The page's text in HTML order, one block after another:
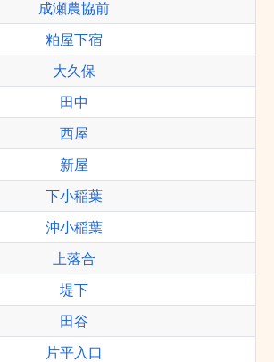
成瀬農協前
粕屋下宿
大久保
田中
西屋
新屋
下小稲葉
沖小稲葉
上落合
堤下
田谷
片平入口